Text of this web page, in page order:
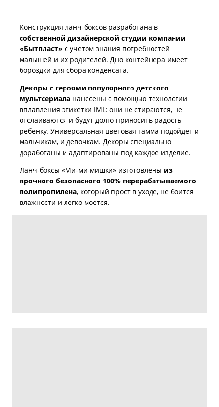
Конструкция ланч-боксов разработана в
собственной дизайнерской студии компании
«Бытпласт» с учетом знания потребностей
малышей и их родителей. Дно контейнера имеет
бороздки для сбора конденсата.
Декоры с героями популярного детского
мультсериала нанесены с помощью технологии
вплавления этикетки IML: они не стираются, не
отслаиваются и будут долго приносить радость
ребенку. Универсальная цветовая гамма подойдет и
мальчикам, и девочкам. Декоры специально
доработаны и адаптированы под каждое изделие.
Ланч-боксы «Ми-ми-мишки» изготовлены из
прочного безопасного 100% перерабатываемого
полипропилена, который прост в уходе, не боится
влажности и легко моется.